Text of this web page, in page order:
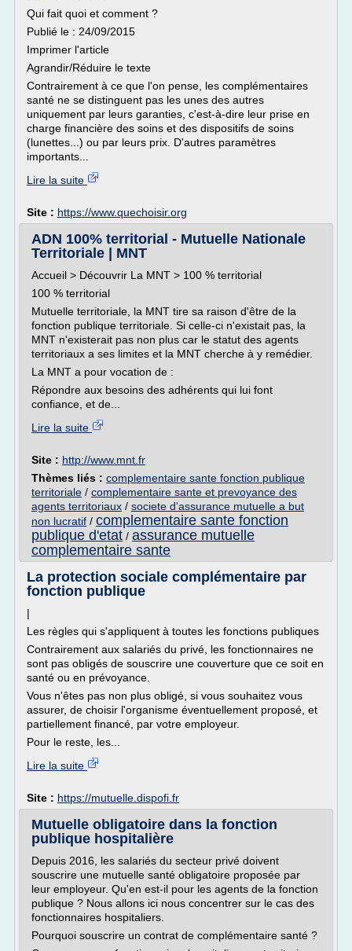
Qui fait quoi et comment ?
Publié le : 24/09/2015
Imprimer l'article
Agrandir/Réduire le texte
Contrairement à ce que l'on pense, les complémentaires
santé ne se distinguent pas les unes des autres
uniquement par leurs garanties, c'est-à-dire leur prise en
charge financière des soins et des dispositifs de soins
(lunettes...) ou par leurs prix. D'autres paramètres
importants...
Lire la suite
Site : https://www.quechoisir.org
ADN 100% territorial - Mutuelle Nationale
Territoriale | MNT
Accueil > Découvrir La MNT > 100 % territorial
100 % territorial
Mutuelle territoriale, la MNT tire sa raison d'être de la
fonction publique territoriale. Si celle-ci n'existait pas, la
MNT n'existerait pas non plus car le statut des agents
territoriaux a ses limites et la MNT cherche à y remédier.
La MNT a pour vocation de :
Répondre aux besoins des adhérents qui lui font
confiance, et de...
Lire la suite
Site : http://www.mnt.fr
Thèmes liés : complementaire sante fonction publique
territoriale / complementaire sante et prevoyance des
agents territoriaux / societe d'assurance mutuelle a but
non lucratif / complementaire sante fonction
publique d'etat / assurance mutuelle
complementaire sante
La protection sociale complémentaire par
fonction publique
|
Les règles qui s'appliquent à toutes les fonctions publiques
Contrairement aux salariés du privé, les fonctionnaires ne
sont pas obligés de souscrire une couverture que ce soit en
santé ou en prévoyance.
Vous n'êtes pas non plus obligé, si vous souhaitez vous
assurer, de choisir l'organisme éventuellement proposé, et
partiellement financé, par votre employeur.
Pour le reste, les...
Lire la suite
Site : https://mutuelle.dispofi.fr
Mutuelle obligatoire dans la fonction
publique hospitalière
Depuis 2016, les salariés du secteur privé doivent
souscrire une mutuelle santé obligatoire proposée par
leur employeur. Qu'en est-il pour les agents de la fonction
publique ? Nous allons ici nous concentrer sur le cas des
fonctionnaires hospitaliers.
Pourquoi souscrire un contrat de complémentaire santé ?